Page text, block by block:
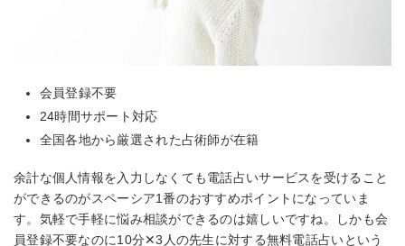
会員登録不要
24時間サポート対応
全国各地から厳選された占術師が在籍
余計な個人情報を入力しなくても電話占いサービスを受けること
ができるのがスペーシア1番のおすすめポイントになっていま
す。気軽で手軽に悩み相談ができるのは嬉しいですね。しかも会
員登録不要なのに10分✕3人の先生に対する無料電話占いという